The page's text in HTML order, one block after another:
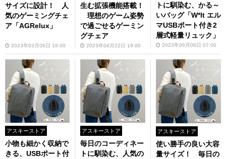
サイズに設計！ 人
気のゲーミングチェ
ア「AGRelux」
2023年03月06日 18:00
生む拡張機能搭載！
理想のゲーム姿勢
で過ごせるゲーミン
グチェア
2023年04月22日 18:00
トに馴染む、かる～
いバッグ「W*lt エル
マUSBポート付き2
層式軽量リュック」
2023年06月06日 07:00
アスキーストア
小物も細かく収納で
きる、USBポート付
アスキーストア
毎日のコーディネー
トに馴染む、人気の
アスキーストア
使い勝手の良い大容
量サイズ！ 毎日の